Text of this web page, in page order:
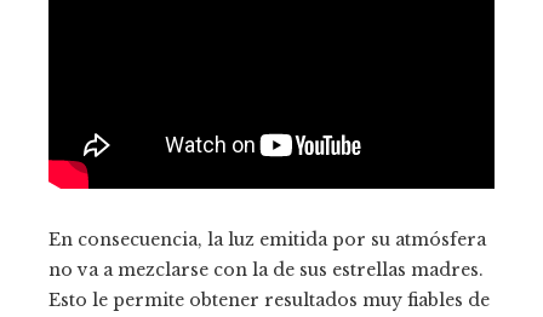
En consecuencia, la luz emitida por su atmósfera
no va a mezclarse con la de sus estrellas madres.
Esto le permite obtener resultados muy fiables de